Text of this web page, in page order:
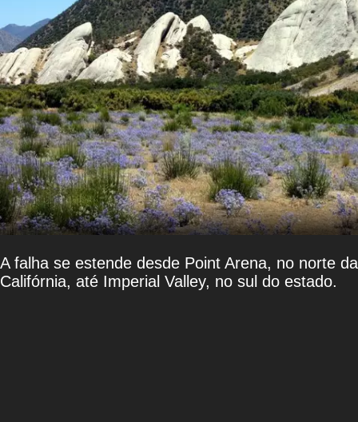
A falha se estende desde Point Arena, no norte da
Califórnia, até Imperial Valley, no sul do estado.